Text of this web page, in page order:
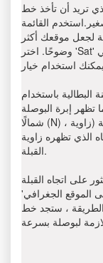
تريد أن تأخذ خط
القائمة
لجعل موقعك أكثر
وضوحًا. اختر 'Sat' من هنا للحصول على صورة القمر الصناعي
البطالية باستخدام
تظهر إبرة البوصلة
شمالًا (N) ، أوجد على اتجاه عقارب الساعة باتجاه القبلة (زاوية
الذي تظهره زاوية
القبلة.
على اتجاه القبلة
الموقع الجغرافي'
الطريقة ، ستجد خط